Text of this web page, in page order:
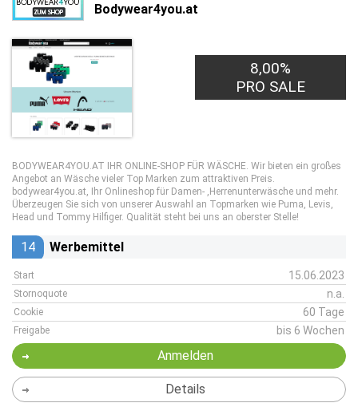
Bodywear4you.at
8,00%
PRO SALE
BODYWEAR4YOU.AT IHR ONLINE-SHOP FÜR WÄSCHE. Wir bieten ein großes
Angebot an Wäsche vieler Top Marken zum attraktiven Preis.
bodywear4you.at, Ihr Onlineshop für Damen- ,Herrenunterwäsche und mehr.
Überzeugen Sie sich von unserer Auswahl an Topmarken wie Puma, Levis,
Head und Tommy Hilfiger. Qualität steht bei uns an oberster Stelle!
14 Werbemittel
Start 15.06.2023
Stornoquote n.a.
Cookie 60 Tage
Freigabe bis 6 Wochen
Anmelden
Details